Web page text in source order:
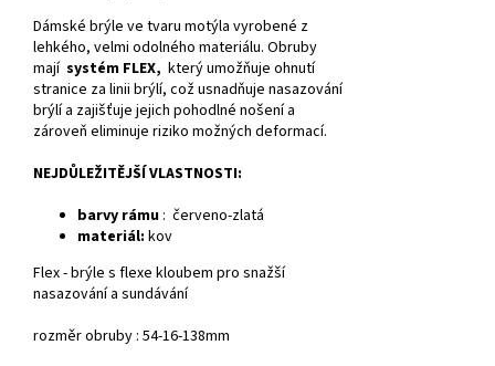
Dámské brýle ve tvaru motýla vyrobené z
lehkého, velmi odolného materiálu. Obruby
mají systém FLEX, který umožňuje ohnutí
stranice za linii brýlí, což usnadňuje nasazování
brýlí a zajišťuje jejich pohodlné nošení a
zároveň eliminuje riziko možných deformací.
NEJDŮLEŽITĚJŠÍ VLASTNOSTI:
barvy rámu : červeno-zlatá
materiál: kov
Flex - brýle s flexe kloubem pro snažší
nasazování a sundávání
rozměr obruby : 54-16-138mm